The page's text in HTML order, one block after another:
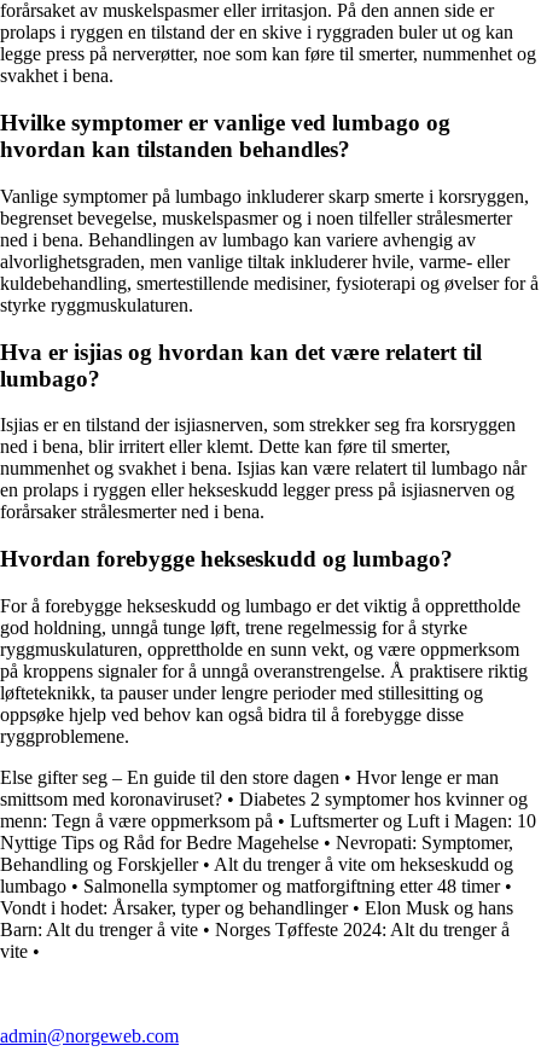
forårsaket av muskelspasmer eller irritasjon. På den annen side er
prolaps i ryggen en tilstand der en skive i ryggraden buler ut og kan
legge press på nerverøtter, noe som kan føre til smerter, nummenhet og
svakhet i bena.
Hvilke symptomer er vanlige ved lumbago og
hvordan kan tilstanden behandles?
Vanlige symptomer på lumbago inkluderer skarp smerte i korsryggen,
begrenset bevegelse, muskelspasmer og i noen tilfeller strålesmerter
ned i bena. Behandlingen av lumbago kan variere avhengig av
alvorlighetsgraden, men vanlige tiltak inkluderer hvile, varme- eller
kuldebehandling, smertestillende medisiner, fysioterapi og øvelser for å
styrke ryggmuskulaturen.
Hva er isjias og hvordan kan det være relatert til
lumbago?
Isjias er en tilstand der isjiasnerven, som strekker seg fra korsryggen
ned i bena, blir irritert eller klemt. Dette kan føre til smerter,
nummenhet og svakhet i bena. Isjias kan være relatert til lumbago når
en prolaps i ryggen eller hekseskudd legger press på isjiasnerven og
forårsaker strålesmerter ned i bena.
Hvordan forebygge hekseskudd og lumbago?
For å forebygge hekseskudd og lumbago er det viktig å opprettholde
god holdning, unngå tunge løft, trene regelmessig for å styrke
ryggmuskulaturen, opprettholde en sunn vekt, og være oppmerksom
på kroppens signaler for å unngå overanstrengelse. Å praktisere riktig
løfteteknikk, ta pauser under lengre perioder med stillesitting og
oppsøke hjelp ved behov kan også bidra til å forebygge disse
ryggproblemene.
Else gifter seg – En guide til den store dagen • Hvor lenge er man
smittsom med koronaviruset? • Diabetes 2 symptomer hos kvinner og
menn: Tegn å være oppmerksom på • Luftsmerter og Luft i Magen: 10
Nyttige Tips og Råd for Bedre Magehelse • Nevropati: Symptomer,
Behandling og Forskjeller• Alt du trenger å vite om hekseskudd og
lumbago • Salmonella symptomer og matforgiftning etter 48 timer•
Vondt i hodet: Årsaker, typer og behandlinger• Elon Musk og hans
Barn: Alt du trenger å vite • Norges Tøffeste 2024: Alt du trenger å
vite •
admin@norgeweb.com